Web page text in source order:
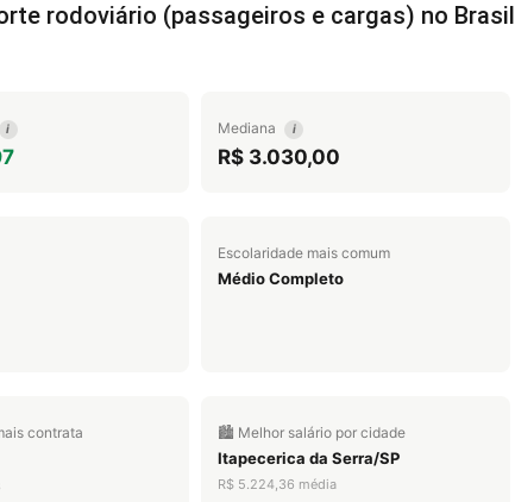
rodoviário (passageiros e cargas) no Brasil
i Mediana i
R$ 3.030,00
Escolaridade mais comum
Médio Completo
contrata 🏙️ Melhor salário por cidade
Itapecerica da Serra/SP
R$ 5.224,36 média